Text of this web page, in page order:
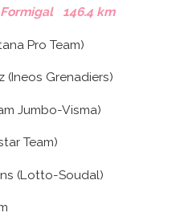
146.4 km
Pro Team)
(Ineos Grenadiers)
Jumbo-Visma)
Team)
(Lotto-Soudal)